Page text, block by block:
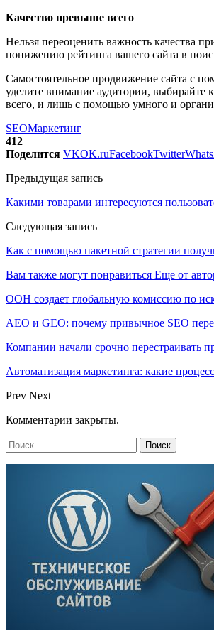
Качество превыше всего
Нельзя переоценить важность качества
понижению рейтинга вашего сайта в
Самостоятельное продвижение сайта с
уделите внимание аудитории, выбирайте
всего, и лишь с помощью умного и
SEOМаркетинг
412
Поделится VKOK.ruFacebookTwitter
Предыдущая запись
Какими товарами интересуются
Следующая запись
Как с помощью пакетной стратегии
Вам также могут понравиться Еще от
ООН создает глобальную комиссию по
AEO и GEO: почему привычное SEO
Компании начали срочно перестраивать
Автоматизация маркетинга: какие
Prev Next
Комментарии закрыты.